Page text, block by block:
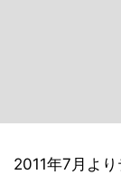
2011年7月よ